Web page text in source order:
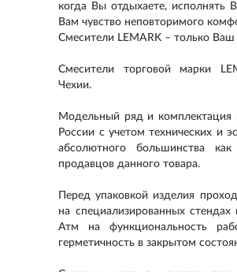
когда Вы отдыхаете, исполнять
Вам чувство неповторимого
Смесители LEMARK – только
Смесители торговой марки
Чехии.
Модельный ряд и комплектация
России с учетом технических и
абсолютного большинства
продавцов данного товара.
Перед упаковкой изделия
на специализированных
Атм на функциональность
герметичность в закрытом